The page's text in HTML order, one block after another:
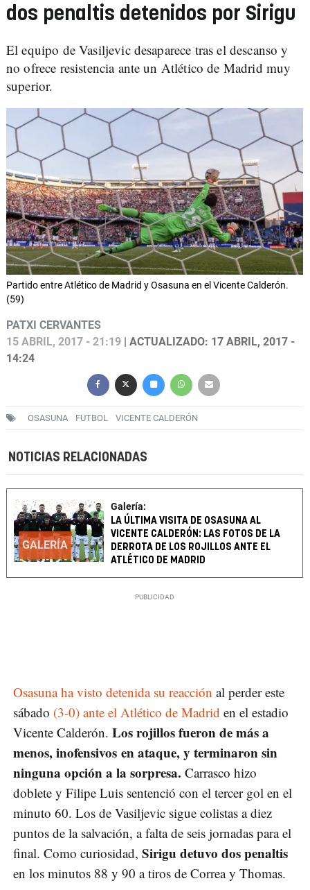
dos penaltis detenidos por Sirigu
El equipo de Vasiljevic desaparece tras el descanso y
no ofrece resistencia ante un Atlético de Madrid muy
superior.
Partido entre Atlético de Madrid y Osasuna en el Vicente Calderón.
(59)
PATXI CERVANTES
15 ABRIL, 2017 - 21:19 | ACTUALIZADO: 17 ABRIL, 2017 -
14:24
OSASUNA FUTBOL VICENTE CALDERÓN
NOTICIAS RELACIONADAS
GALERÍA
Galería:
LA ÚLTIMA VISITA DE OSASUNA AL
VICENTE CALDERÓN: LAS FOTOS DE LA
DERROTA DE LOS ROJILLOS ANTE EL
ATLÉTICO DE MADRID
Osasuna ha visto detenida su reacción al perder este
sábado (3-0) ante el Atlético de Madrid en el estadio
Vicente Calderón. Los rojillos fueron de más a
menos, inofensivos en ataque, y terminaron sin
ninguna opción a la sorpresa. Carrasco hizo
doblete y Filipe Luis sentenció con el tercer gol en el
minuto 60. Los de Vasiljevic sigue colistas a diez
puntos de la salvación, a falta de seis jornadas para el
final. Como curiosidad, Sirigu detuvo dos penaltis
en los minutos 88 y 90 a tiros de Correa y Thomas.